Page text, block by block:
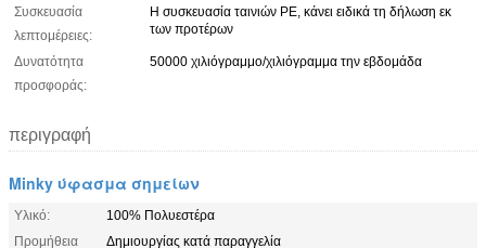
Συσκευασία
λεπτομέρειες:
Η συσκευασία ταινιών PE, κάνει ειδικά τη δήλωση εκ
των προτέρων
Δυνατότητα
προσφοράς:
50000 χιλιόγραμμο/χιλιόγραμμα την εβδομάδα
περιγραφή
Minky ύφασμα σημείων
Υλικό:
100% Πολυεστέρα
Προμήθεια
Δημιουργίας κατά παραγγελία